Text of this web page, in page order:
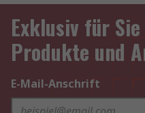
Exklusiv für
Produkte und
E-Mail-Anschrift